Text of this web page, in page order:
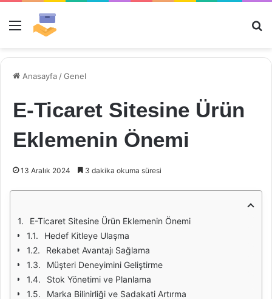
Menü
Anasayfa /Genel
E-Ticaret Sitesine Ürün
Eklemenin Önemi
13 Aralık 2024 3 dakika okuma süresi
E-Ticaret Sitesine Ürün Eklemenin Önemi
Hedef Kitleye Ulaşma
Rekabet Avantajı Sağlama
Müşteri Deneyimini Geliştirme
Stok Yönetimi ve Planlama
Marka Bilinirliği ve Sadakati Artırma